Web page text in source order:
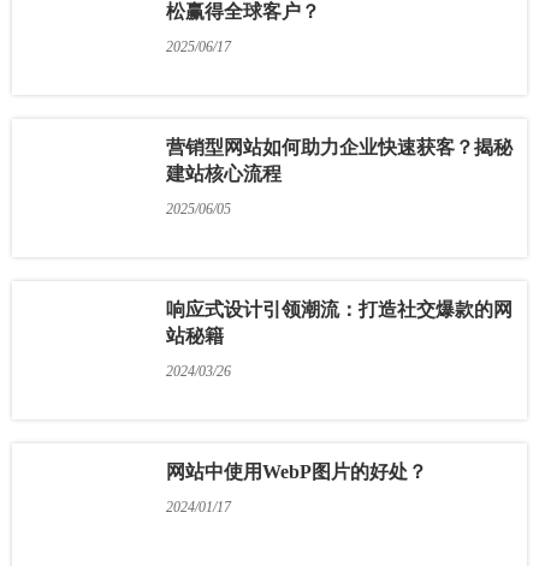
松赢得全球客户？
2025/06/17
营销型网站如何助力企业快速获客？揭秘
建站核心流程
2025/06/05
响应式设计引领潮流：打造社交爆款的网
站秘籍
2024/03/26
网站中使用WebP图片的好处？
2024/01/17